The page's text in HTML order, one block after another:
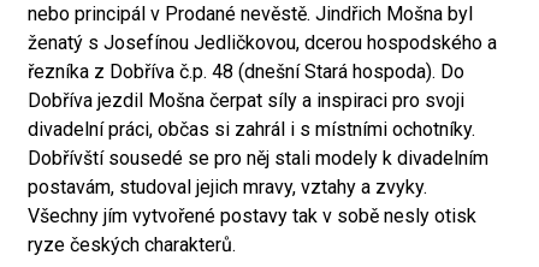
nebo principál v Prodané nevěstě. Jindřich Mošna byl
ženatý s Josefínou Jedličkovou, dcerou hospodského a
řezníka z Dobříva č.p. 48 (dnešní Stará hospoda). Do
Dobříva jezdil Mošna čerpat síly a inspiraci pro svoji
divadelní práci, občas si zahrál i s místními ochotníky.
Dobřívští sousedé se pro něj stali modely k divadelním
postavám, studoval jejich mravy, vztahy a zvyky.
Všechny jím vytvořené postavy tak v sobě nesly otisk
ryze českých charakterů.